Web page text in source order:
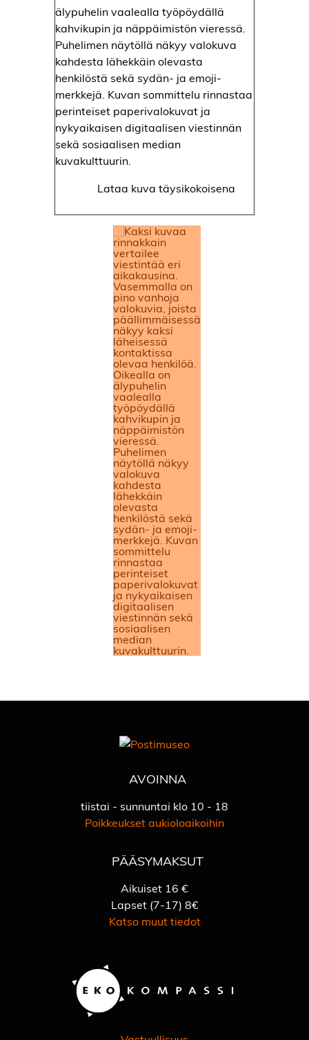
Lataa kuva täysikokoisena
AVOINNA
tiistai - sunnuntai klo 10 - 18
Poikkeukset aukioloaikoihin
PÄÄSYMAKSUT
Aikuiset 16 €
Lapset (7-17) 8€
Katso muut tiedot